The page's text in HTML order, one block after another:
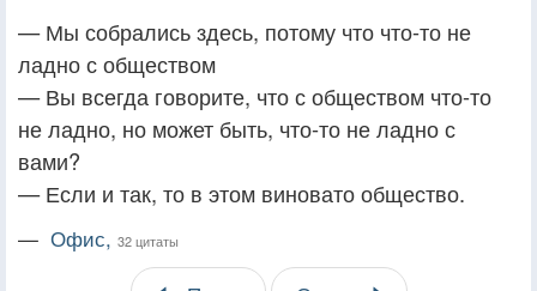
— Мы собрались здесь, потому что что-то не
ладно с обществом
— Вы всегда говорите, что с обществом что-то
не ладно, но может быть, что-то не ладно с
вами?
— Если и так, то в этом виновато общество.
— Офис, 32 цитаты